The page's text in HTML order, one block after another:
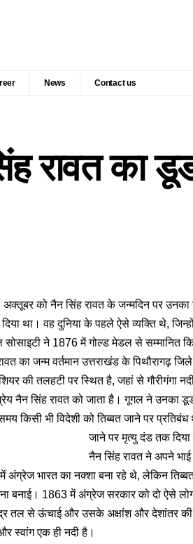
News Contact us
रावत का
को नैन सिंह रावत के जन्मदिन पर उनका
दिया था। वह दुनिया के पहले ऐसे व्यक्ति थे,
सोसाइटी ने 1876 में गोल्ड मेडल से सम्मानित
का जन्म वर्तमान उत्तराखंड के पिथौरागढ़
की तलहटी पर स्थित है, जहां से गौरीगंगा
नैन सिंह रावत को जाता है। गूगल ने उनका
किसी भी विदेशी को तिब्बत जाने पर
जाने पर मृत्यु दंड तक
नैन सिंह रावत ने अपने
में अंग्रेज भारत का नक्शा बना रहे थे, लेकिन
बनाई। 1863 में अंग्रेज सरकार को दो ऐसे
तल से ऊंचाई और उसके अक्षांश और देशांतर
स्वांग एक ही नदी है।